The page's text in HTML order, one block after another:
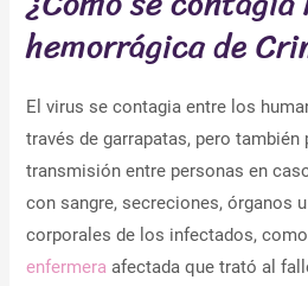
hemorrágica de
El virus se contagia entre los
través de garrapatas, pero también
transmisión entre personas en
con sangre, secreciones, órganos
corporales de los infectados,
enfermera afectada que trató al